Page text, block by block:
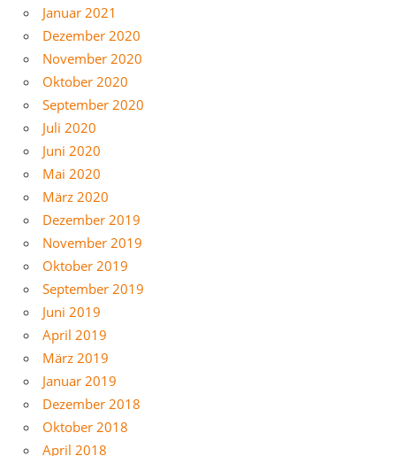
Januar 2021
Dezember 2020
November 2020
Oktober 2020
September 2020
Juli 2020
Juni 2020
Mai 2020
März 2020
Dezember 2019
November 2019
Oktober 2019
September 2019
Juni 2019
April 2019
März 2019
Januar 2019
Dezember 2018
Oktober 2018
April 2018